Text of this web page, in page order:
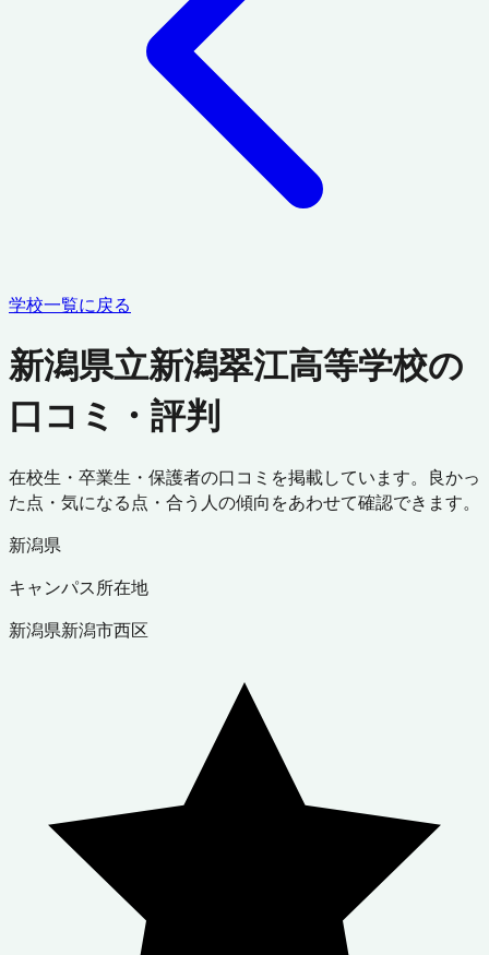
学校一覧に戻る
新潟県立新潟翠江高等学校の
口コミ・評判
在校生・卒業生・保護者の口コミを掲載しています。良かっ
た点・気になる点・合う人の傾向をあわせて確認できます。
新潟県
キャンパス所在地
新潟県新潟市西区